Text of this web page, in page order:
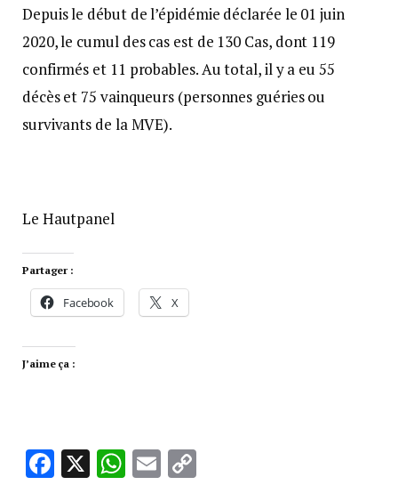
Depuis le début de l’épidémie déclarée le 01 juin
2020, le cumul des cas est de 130 Cas, dont 119
confirmés et 11 probables. Au total, il y a eu 55
décès et 75 vainqueurs (personnes guéries ou
survivants de la MVE).
Le Hautpanel
Partager :
Facebook X
J’aime ça :
Facebook
X WhatsApp
Email